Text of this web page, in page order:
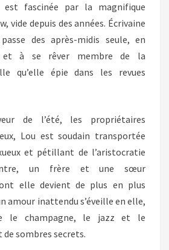
est fascinée par la magnifique
vide depuis des années. Écrivaine
des après-midis seule, en
à se rêver membre de la
qu’elle épie dans les revues
de l’été, les propriétaires
Lou est soudain transportée
et pétillant de l’aristocratie
un frère et une sœur
elle devient de plus en plus
amour inattendu s’éveille en elle,
le champagne, le jazz et le
sombres secrets.